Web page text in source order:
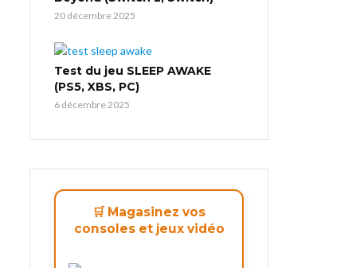
20 décembre 2025
Test du jeu SLEEP AWAKE
(PS5, XBS, PC)
6 décembre 2025
🛒 Magasinez vos
consoles et jeux vidéo